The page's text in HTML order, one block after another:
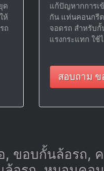
ด
ห้
ถ
แก้ปัญหากการเ
กัน แท่นคอนกรี
จอดรถ สำหรับ
แรงกระแทก ใช้
สอบถาม ข
, ขอบกั้นล้อรถ